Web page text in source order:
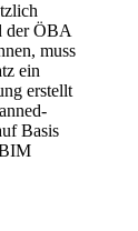
der ÖBA
muss
ein
erstellt
Basis